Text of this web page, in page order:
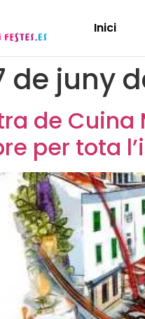
Inici
de juny
de
per tota